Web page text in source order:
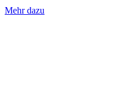
Mehr dazu